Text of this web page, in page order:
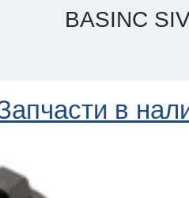
BASINC
в